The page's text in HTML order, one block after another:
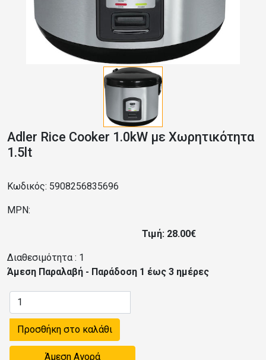
Adler Rice Cooker 1.0kW με Χωρητικότητα
1.5lt
Κωδικός: 5908256835696
MPN:
Τιμή: 28.00€
Διαθεσιμότητα : 1
Άμεση Παραλαβή - Παράδοση 1 έως 3 ημέρες
Προσθήκη στο καλάθι
Άμεση Αγορά